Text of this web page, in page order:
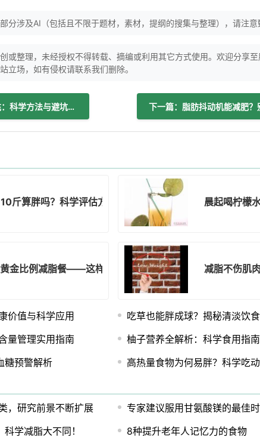
分涉及AI（包括且不限于题材，素材，提纲的搜集与整理），请注意
或整理，未经授权不得转载、摘编或利用其它方式使用。欢迎分享至
立场，如有侵权请联系我们删除。
上一篇：孕期微量元素补充：科学方法与避坑指南
斤算胖吗？科学评估方法在这里 晨起喝柠檬
金比例减脂餐——这样搭配不囤肉！ 减脂不伤肌
价值与科学应用
吃草也能胖成球？揭秘清淡饮
量管理实用指南
柚子营养全解析：科学食用指
糖预警解析
高热量食物为何易胖？科学吃
，研究前景不断扩展
专家建议服用甘氨酸镁的最佳
学减脂大不同！
8种提升老年人记忆力的食物